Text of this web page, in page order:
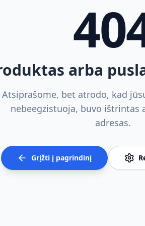
arba
Atsiprašome, bet atrodo, kad
nebeegzistuoja, buvo ištrintas
adresas.
Grįžti į pagrindinį